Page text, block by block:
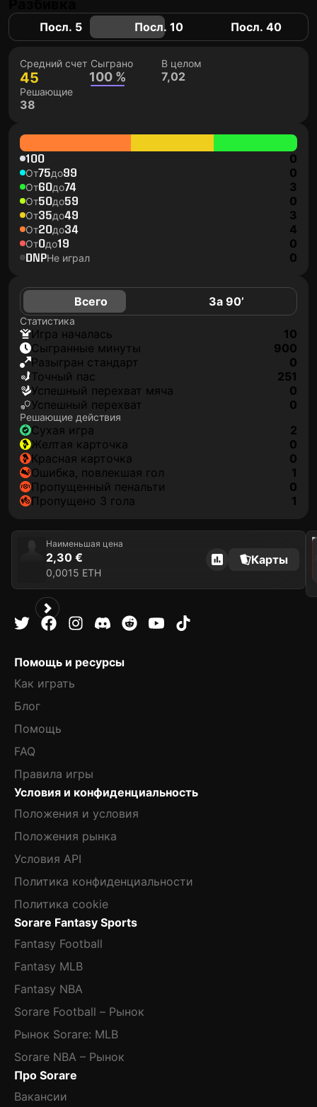
Посл. 5 Посл. 10 Посл. 40
Средний счет
45
Сыграно
100 %
В целом
7,02
Решающие
38
100 0
От75до99 0
От60до74 3
От50до59 0
От35до49 3
От20до34 4
От0до19 0
DNPНе играл 0
Всего За 90’
Статистика
игра началась
10
сыгранные минуты
900
разыгран стандарт
0
точный пас
251
успешный перехват мяча
0
успешный перехват
0
Решающие действия
сухая игра
2
желтая карточка
0
красная карточка
0
ошибка, повлекшая гол
1
пропущенный пенальти
0
Пропущено 3 гола
1
Наименьшая цена
2,30 €
0,0015 ETH
Карты
2025
Помощь и ресурсы
Как играть
Блог
Помощь
FAQ
Правила игры
Условия и конфиденциальность
Положения и условия
Положения рынка
Условия API
Политика конфиденциальности
Политика cookie
Sorare Fantasy Sports
Fantasy Football
Fantasy MLB
Fantasy NBA
Sorare Football – Рынок
Рынок Sorare: MLB
Sorare NBA – Рынок
Про Sorare
Вакансии